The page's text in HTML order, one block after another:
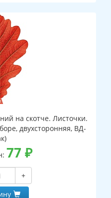
на скотче. Листочки.
двухсторонняя, ВД-
77 ₽
+